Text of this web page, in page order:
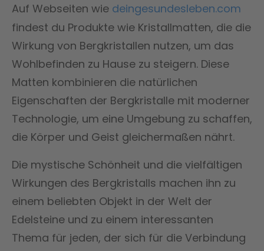
Auf Webseiten wie deingesundesleben.com
findest du Produkte wie Kristallmatten, die die
Wirkung von Bergkristallen nutzen, um das
Wohlbefinden zu Hause zu steigern. Diese
Matten kombinieren die natürlichen
Eigenschaften der Bergkristalle mit moderner
Technologie, um eine Umgebung zu schaffen,
die Körper und Geist gleichermaßen nährt.
Die mystische Schönheit und die vielfältigen
Wirkungen des Bergkristalls machen ihn zu
einem beliebten Objekt in der Welt der
Edelsteine und zu einem interessanten
Thema für jeden, der sich für die Verbindung